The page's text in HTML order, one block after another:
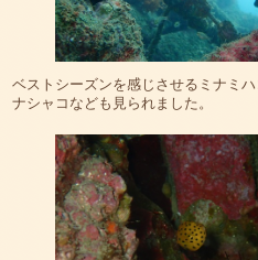
ベストシーズンを感じさせるミナミ
ナシャコなども見られました。